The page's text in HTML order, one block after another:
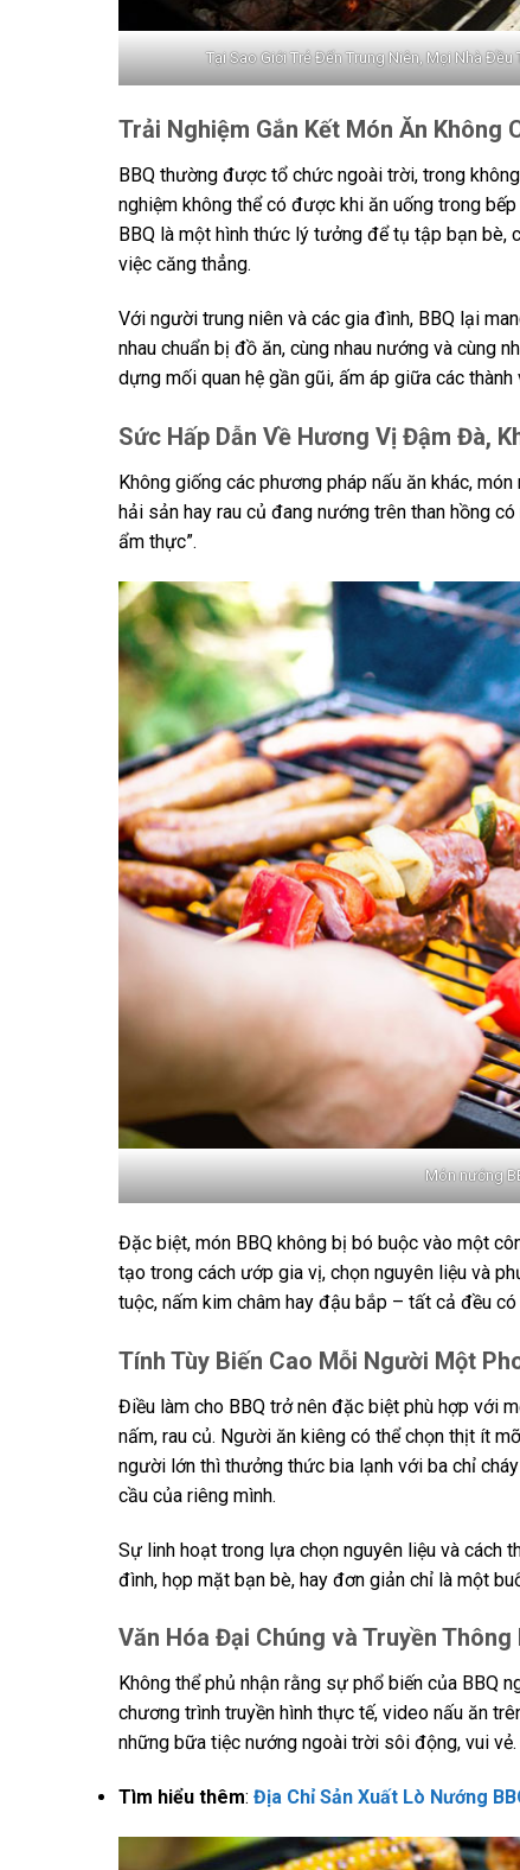
Tại Sao Giới Trẻ Đến Trung Niên, Mọi Nhà
Trải Nghiệm Gắn Kết Món Ăn Không
BBQ thường được tổ chức ngoài trời, trong
nghiệm không thể có được khi ăn uống trong
BBQ là một hình thức lý tưởng để tụ tập bạn bè,
việc căng thẳng.
Với người trung niên và các gia đình, BBQ lại
nhau chuẩn bị đồ ăn, cùng nhau nướng và cùng
dựng mối quan hệ gần gũi, ấm áp giữa các
Sức Hấp Dẫn Về Hương Vị Đậm Đà,
Không giống các phương pháp nấu ăn khác,
hải sản hay rau củ đang nướng trên than hồng
ẩm thực”.
Món nướng
Đặc biệt, món BBQ không bị bó buộc vào một
tạo trong cách ướp gia vị, chọn nguyên liệu và
tuộc, nấm kim châm hay đậu bắp – tất cả đều
Tính Tùy Biến Cao Mỗi Người Một
Điều làm cho BBQ trở nên đặc biệt phù hợp với
nấm, rau củ. Người ăn kiêng có thể chọn thịt ít
người lớn thì thưởng thức bia lạnh với ba chỉ
cầu của riêng mình.
Sự linh hoạt trong lựa chọn nguyên liệu và cách
đình, họp mặt bạn bè, hay đơn giản chỉ là một
Văn Hóa Đại Chúng và Truyền
Không thể phủ nhận rằng sự phổ biến của BBQ
chương trình truyền hình thực tế, video nấu ăn
những bữa tiệc nướng ngoài trời sôi động, vui vẻ.
Tìm hiểu thêm: Địa Chỉ Sản Xuất Lò Nướng